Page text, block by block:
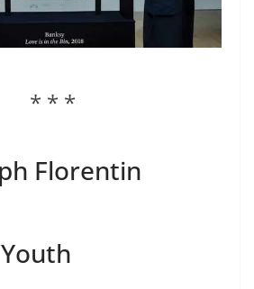
* * *
Florentin